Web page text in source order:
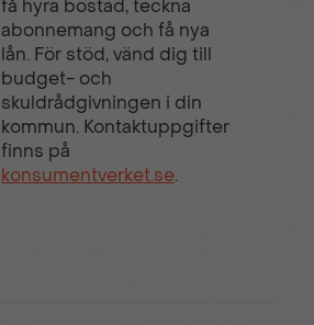
få hyra bostad, teckna
abonnemang och få nya
lån. För stöd, vänd dig till
budget- och
skuldrådgivningen i din
kommun. Kontaktuppgifter
finns på
konsumentverket.se.